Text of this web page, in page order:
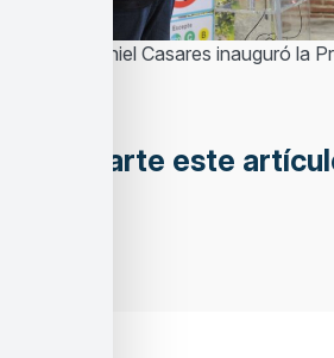
Carlos Daniel Casares inauguró la
Comparte este